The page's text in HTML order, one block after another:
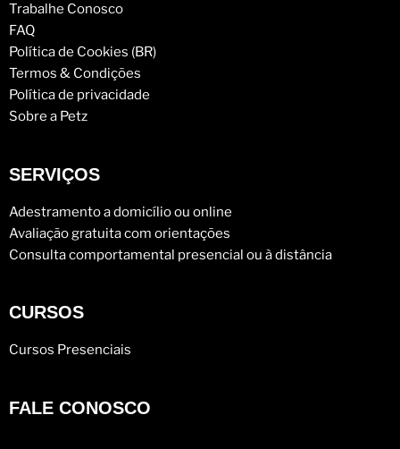
Trabalhe Conosco
FAQ
Política de Cookies (BR)
Termos & Condições
Política de privacidade
Sobre a Petz
SERVIÇOS
Adestramento a domicílio ou online
Avaliação gratuita com orientações
Consulta comportamental presencial ou à distância
CURSOS
Cursos Presenciais
FALE CONOSCO